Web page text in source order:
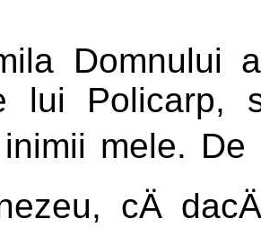
Domnului
lui Policarp,
mele. De
cÄ